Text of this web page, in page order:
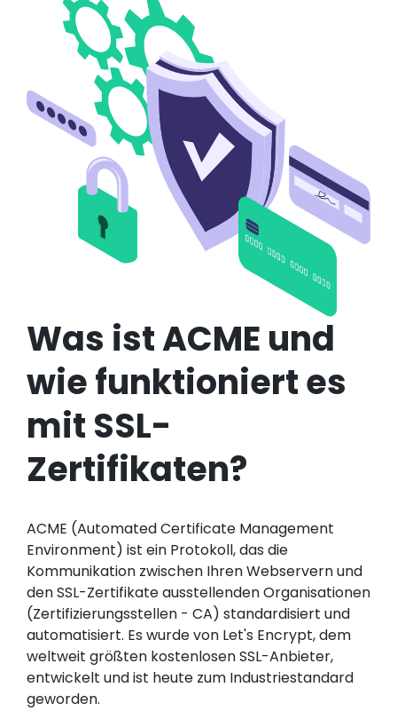
Was ist ACME und
wie funktioniert es
mit SSL-
Zertifikaten?
ACME (Automated Certificate Management
Environment) ist ein Protokoll, das die
Kommunikation zwischen Ihren Webservern und
den SSL-Zertifikate ausstellenden Organisationen
(Zertifizierungsstellen - CA) standardisiert und
automatisiert. Es wurde von Let's Encrypt, dem
weltweit größten kostenlosen SSL-Anbieter,
entwickelt und ist heute zum Industriestandard
geworden.